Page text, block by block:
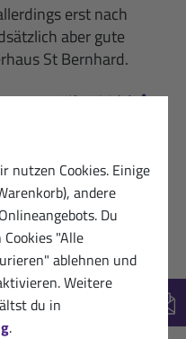
nutzen Cookies. Einige
andere
Du
"Alle
ablehnen und
Weitere
du in
.
erst nach
aber gute
St Bernhard.
Hilfreich? (0)
★
Hilfreich? (0)
03.01.2026
★